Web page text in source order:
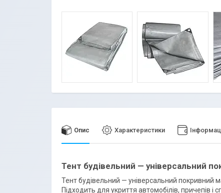
Опис Характеристики
Тент будівельний — універсальний
Тент будівельний — універсальний покривний
Підходить для укриття автомобілів, причепів і